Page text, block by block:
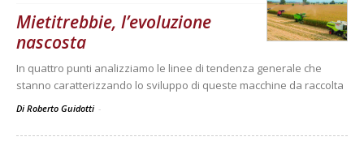
Mietitrebbie, l’evoluzione
nascosta
In quattro punti analizziamo le linee di tendenza generale che
stanno caratterizzando lo sviluppo di queste macchine da raccolta
Di Roberto Guidotti -